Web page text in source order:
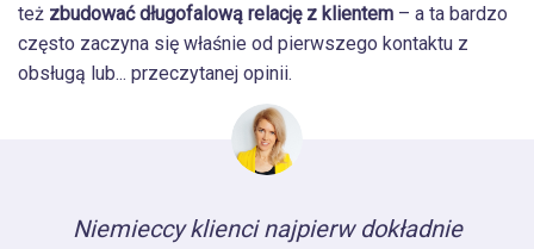
też zbudować długofalową relację z klientem – a ta bardzo
często zaczyna się właśnie od pierwszego kontaktu z
obsługą lub... przeczytanej opinii.
Niemieccy klienci najpierw dokładnie